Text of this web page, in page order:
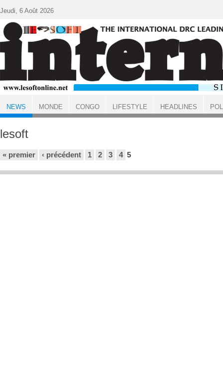
ACCUEIL NEWS
lesoft
« premier ‹ précédent 1 2 3 4 5
Jeudi, 6 Août 2026
NEWS MONDE CONGO LIFESTYLE HEADLINES